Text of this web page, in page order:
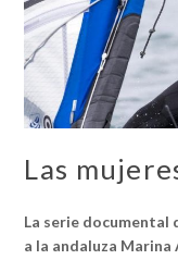
Las
La serie documental
a la andaluza Marina